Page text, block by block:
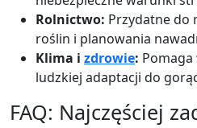
Rolnictwo: Przydatne do
roślin i planowania
Klima i zdrowie: Pomaga
ludzkiej adaptacji do
FAQ: Najczęściej